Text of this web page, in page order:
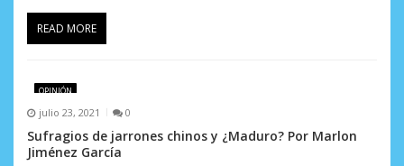
READ MORE
OPINIÓN
julio 23, 2021 0
Sufragios de jarrones chinos y ¿Maduro? Por Marlon
Jiménez García